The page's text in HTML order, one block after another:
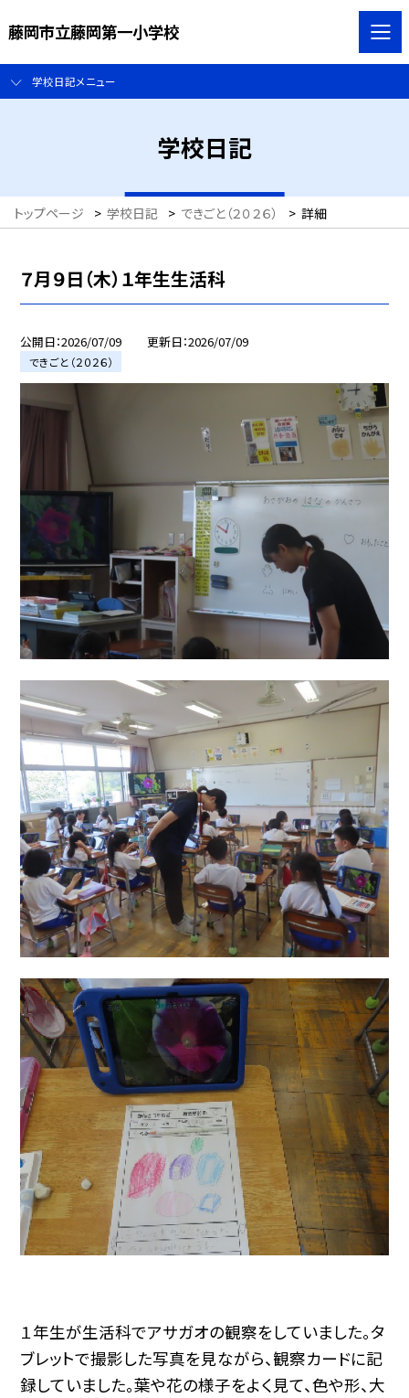
藤岡市立藤岡第一小学校
学校日記メニュー
学校日記
トップページ > 学校日記 > できごと（２０２６） > 詳細
７月９日（木）１年生生活科
公開日 2026/07/09 更新日 2026/07/09
できごと（２０２６）
１年生が生活科でアサガオの観察をしていました。タ
ブレットで撮影した写真を見ながら、観察カードに記
録していました。葉や花の様子をよく見て、色や形、大